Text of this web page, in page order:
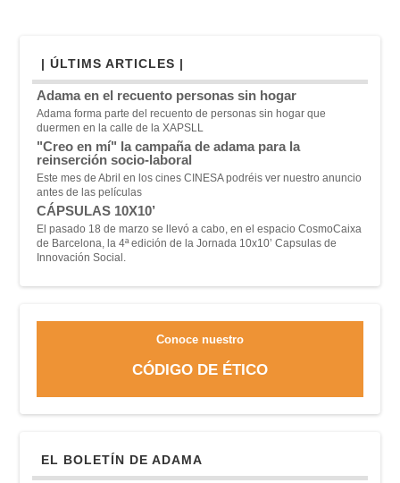
| ÚLTIMS ARTICLES |
Adama en el recuento personas sin hogar
Adama forma parte del recuento de personas sin hogar que
duermen en la calle de la XAPSLL
"Creo en mí" la campaña de adama para la
reinserción socio-laboral
Este mes de Abril en los cines CINESA podréis ver nuestro anuncio
antes de las películas
CÁPSULAS 10X10’
El pasado 18 de marzo se llevó a cabo, en el espacio CosmoCaixa
de Barcelona, la 4ª edición de la Jornada 10x10’ Capsulas de
Innovación Social.
Conoce nuestro
CÓDIGO DE ÉTICO
EL BOLETÍN DE ADAMA